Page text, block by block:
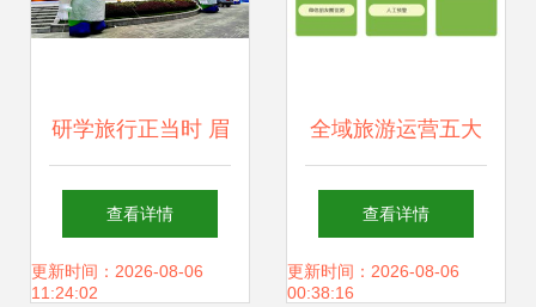
研学旅行正当时 眉
山召开研学旅行工
作推进会聚焦住宿
查看详情
更新时间：2026-08-06
11:24:02
全域旅游运营五大
系统,让你离游客更
近
查看详情
更新时间：2026-08-06
00:38:16